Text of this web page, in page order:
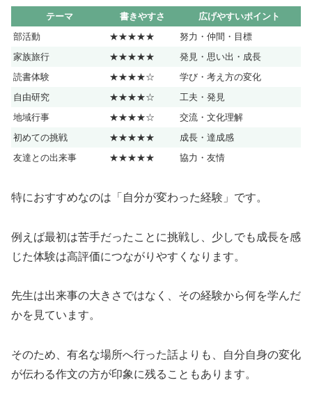
テーマ 書きやすさ
広げやすいポイント
部活動
★★★★★
努力・仲間・目標
家族旅行
★★★★★
発見・思い出・成長
読書体験
★★★★☆
学び・考え方の変化
自由研究
★★★★☆
工夫・発見
地域行事
★★★★☆
交流・文化理解
初めての挑戦
★★★★★
成長・達成感
友達との出来事
★★★★★ 協力・友情
特におすすめなのは「自分が変わった経験」です。
例えば最初は苦手だったことに挑戦し、少しでも成長を感
じた体験は高評価につながりやすくなります。
先生は出来事の大きさではなく、その経験から何を学んだ
かを見ています。
そのため、有名な場所へ行った話よりも、自分自身の変化
が伝わる作文の方が印象に残ることもあります。